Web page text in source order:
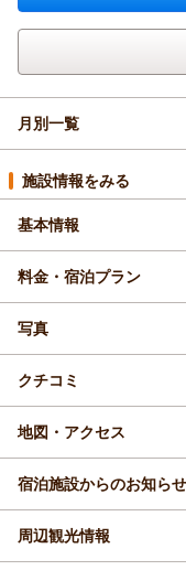
月別一覧
2026年7月(4)
2026年6月(3)
2026年5月(5)
2026年4月(9)
施設情報をみる
基本情報
料金・宿泊プラン
写真
クチコミ
地図・アクセス
宿泊施設からのお知らせ
周辺観光情報